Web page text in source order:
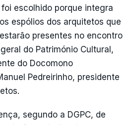
escolhido porque integra
espólios dos arquitetos que
presentes no encontro
do Património Cultural,
do Docomono
Pedreirinho, presidente
segundo a DGPC, de